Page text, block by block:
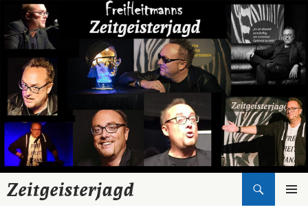
Zeitgeisterjagd
Suchen
Zum